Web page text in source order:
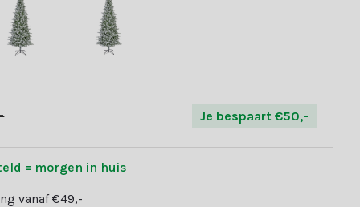
Je bespaart €50,-
= morgen in huis
vanaf €49,-